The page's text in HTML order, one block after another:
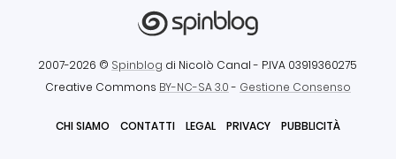
2007-2026 © Spinblog di Nicolò Canal - P.IVA 03919360275
Creative Commons BY-NC-SA 3.0- Gestione Consenso
CHI SIAMO CONTATTI LEGAL PRIVACY PUBBLICITÀ